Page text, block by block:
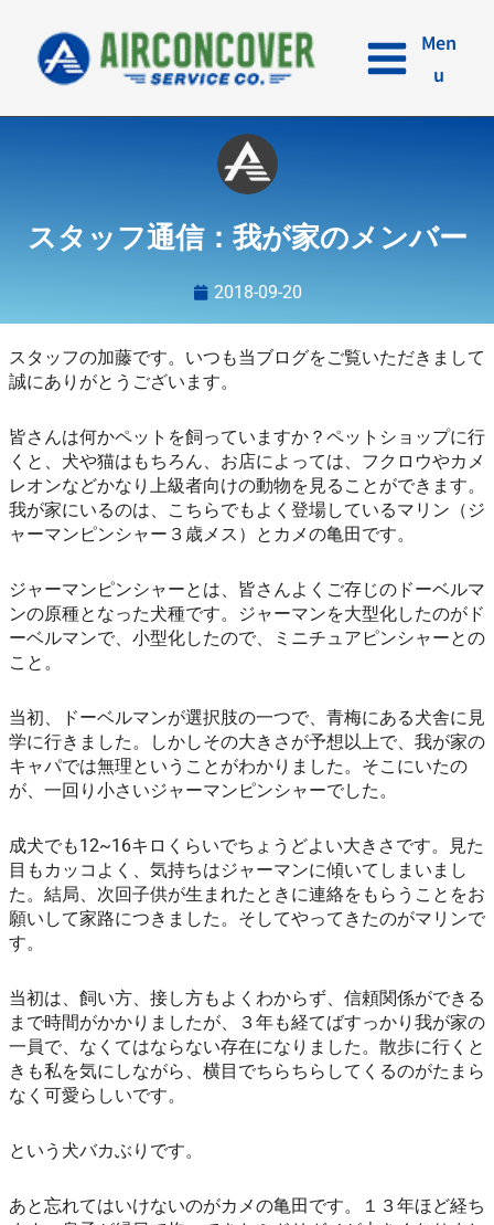
キ
Men
u
スタッフ通信：我が家のメンバー
2018-09-20
スタッフの加藤です。いつも当ブログをご覧いただきまして
誠にありがとうございます。
皆さんは何かペットを飼っていますか？ペットショップに行
くと、犬や猫はもちろん、お店によっては、フクロウやカメ
レオンなどかなり上級者向けの動物を見ることができます。
我が家にいるのは、こちらでもよく登場しているマリン（ジ
ャーマンピンシャー３歳メス）とカメの亀田です。
ジャーマンピンシャーとは、皆さんよくご存じのドーベルマ
ンの原種となった犬種です。ジャーマンを大型化したのがド
ーベルマンで、小型化したので、ミニチュアピンシャーとの
こと。
当初、ドーベルマンが選択肢の一つで、青梅にある犬舎に見
学に行きました。しかしその大きさが予想以上で、我が家の
キャパでは無理ということがわかりました。そこにいたの
が、一回り小さいジャーマンピンシャーでした。
成犬でも12~16キロくらいでちょうどよい大きさです。見た
目もカッコよく、気持ちはジャーマンに傾いてしまいまし
た。結局、次回子供が生まれたときに連絡をもらうことをお
願いして家路につきました。そしてやってきたのがマリンで
す。
当初は、飼い方、接し方もよくわからず、信頼関係ができる
まで時間がかかりましたが、３年も経てばすっかり我が家の
一員で、なくてはならない存在になりました。散歩に行くと
きも私を気にしながら、横目でちらちらしてくるのがたまら
なく可愛らしいです。
という犬バカぶりです。
あと忘れてはいけないのがカメの亀田です。１３年ほど経ち